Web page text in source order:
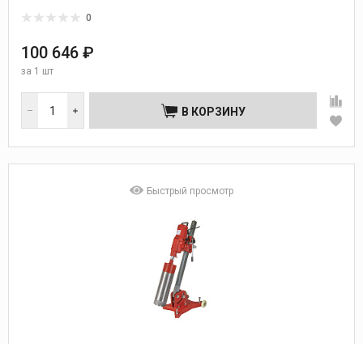
0
100 646 ₽
за 1 шт
В КОРЗИНУ
Быстрый просмотр